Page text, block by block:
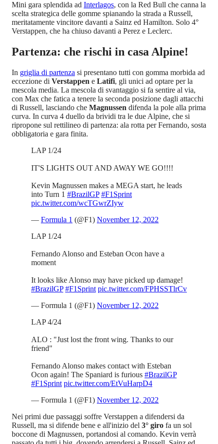
Mini gara splendida ad Interlagos, con la Red Bull che canna la
scelta strategica delle gomme spianando la strada a Russell,
meritatamente vincitore davanti a Sainz ed Hamilton. Solo 4°
Verstappen, che ha chiuso davanti a Perez e Leclerc.
Partenza: che rischi in casa Alpine!
In griglia di partenza si presentano tutti con gomma morbida ad
eccezione di Verstappen e Latifi, gli unici ad optare per la
mescola media. La mescola di svantaggio si fa sentire al via,
con Max che fatica a tenere la seconda posizione dagli attacchi
di Russell, lasciando che Magnussen difenda la pole alla prima
curva. In curva 4 duello da brividi tra le due Alpine, che si
ripropone sul rettilineo di partenza: ala rotta per Fernando, sosta
obbligatoria e gara finita.
LAP 1/24
IT'S LIGHTS OUT AND AWAY WE GO!!!!
Kevin Magnussen makes a MEGA start, he leads
into Turn 1 #BrazilGP #F1Sprint
pic.twitter.com/wcTGwrZIyw
— Formula 1 (@F1) November 12, 2022
LAP 1/24
Fernando Alonso and Esteban Ocon have a
moment
It looks like Alonso may have picked up damage!
#BrazilGP #F1Sprint pic.twitter.com/FPHSSTlrCv
— Formula 1 (@F1) November 12, 2022
LAP 4/24
ALO : "Just lost the front wing. Thanks to our
friend"
Fernando Alonso makes contact with Esteban
Ocon again! The Spaniard is furious #BrazilGP
#F1Sprint pic.twitter.com/EtVuHarpD4
— Formula 1 (@F1) November 12, 2022
Nei primi due passaggi soffre Verstappen a difendersi da
Russell, ma si difende bene e all'inizio del 3° giro fa un sol
boccone di Magnussen, portandosi al comando. Kevin verrà